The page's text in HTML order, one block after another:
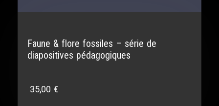
Faune & flore fossiles – série de
diapositives pédagogiques
35,00€